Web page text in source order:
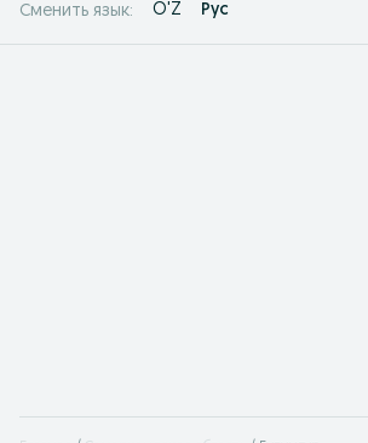
Сменить язык: O'Z Рус